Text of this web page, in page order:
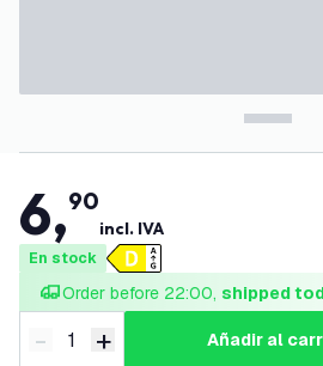
6,90
incl. IVA
En stock
Order before 22:00, shipped
Disminuir cantidad
- Aumentar cantidad
+ añadir al